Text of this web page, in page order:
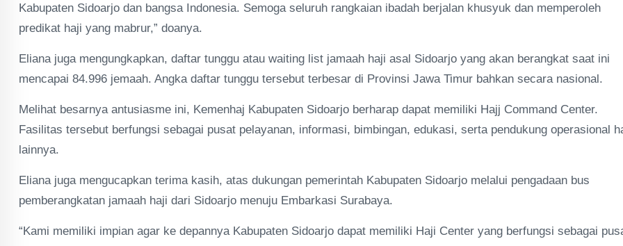
Kabupaten Sidoarjo dan bangsa Indonesia. Semoga seluruh rangkaian ibadah berjalan khusyuk dan memperoleh
predikat haji yang mabrur,” doanya.
Eliana juga mengungkapkan, daftar tunggu atau waiting list jamaah haji asal Sidoarjo yang akan berangkat saat ini
mencapai 84.996 jemaah. Angka daftar tunggu tersebut terbesar di Provinsi Jawa Timur bahkan secara nasional.
Melihat besarnya antusiasme ini, Kemenhaj Kabupaten Sidoarjo berharap dapat memiliki Hajj Command Center.
Fasilitas tersebut berfungsi sebagai pusat pelayanan, informasi, bimbingan, edukasi, serta pendukung operasional
lainnya.
Eliana juga mengucapkan terima kasih, atas dukungan pemerintah Kabupaten Sidoarjo melalui pengadaan bus
pemberangkatan jamaah haji dari Sidoarjo menuju Embarkasi Surabaya.
“Kami memiliki impian agar ke depannya Kabupaten Sidoarjo dapat memiliki Haji Center yang berfungsi sebagai